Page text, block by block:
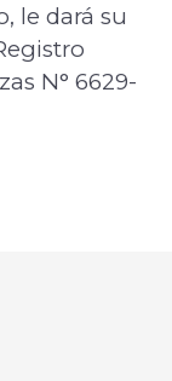
le dará su
N° 6629-